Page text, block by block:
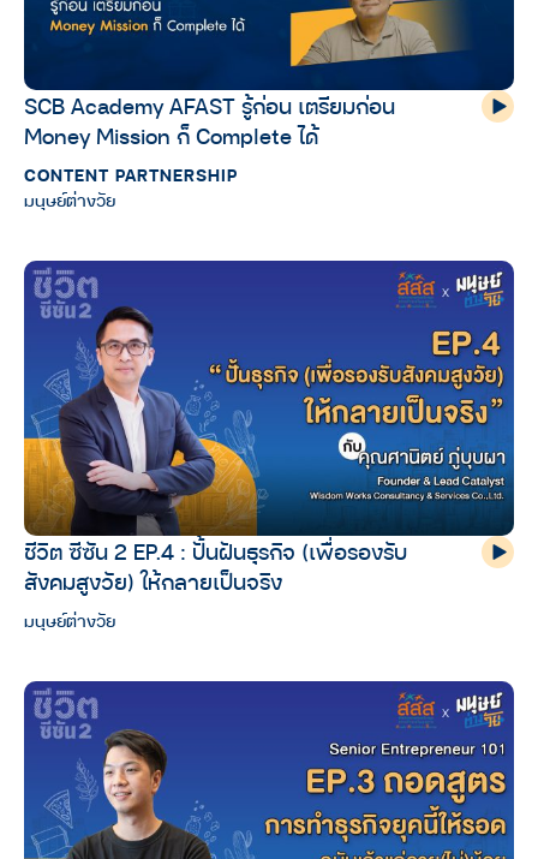
SCB Academy AFAST รู้ก่อน เตรียมก่อน
Money Mission ก็ Complete ได้
CONTENT PARTNERSHIP
มนุษย์ต่างวัย
ชีวิต ซีซัน 2 EP.4 : ปั้นฝันธุรกิจ (เพื่อรองรับ
สังคมสูงวัย) ให้กลายเป็นจริง
มนุษย์ต่างวัย